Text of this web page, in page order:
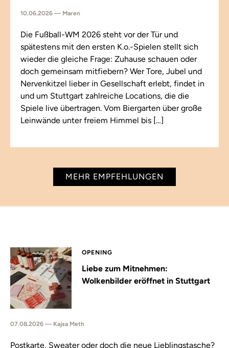
10.06.2026 — Maren
Die Fußball-WM 2026 steht vor der Tür und
spätestens mit den ersten K.o.-Spielen stellt sich
wieder die gleiche Frage: Zuhause schauen oder
doch gemeinsam mitfiebern? Wer Tore, Jubel und
Nervenkitzel lieber in Gesellschaft erlebt, findet in
und um Stuttgart zahlreiche Locations, die die
Spiele live übertragen. Vom Biergarten über große
Leinwände unter freiem Himmel bis […]
MEHR EMPFEHLUNGEN
OPENING
Liebe zum Mitnehmen:
Wolkenbilder eröffnet in Stuttgart
07.08.2026 — Kajsa Meth
Postkarte, Sweater oder doch die neue Lieblingstasche?